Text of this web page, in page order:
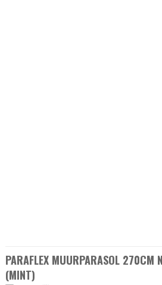
PARAFLEX MUURPARASOL 270CM
(MINT)